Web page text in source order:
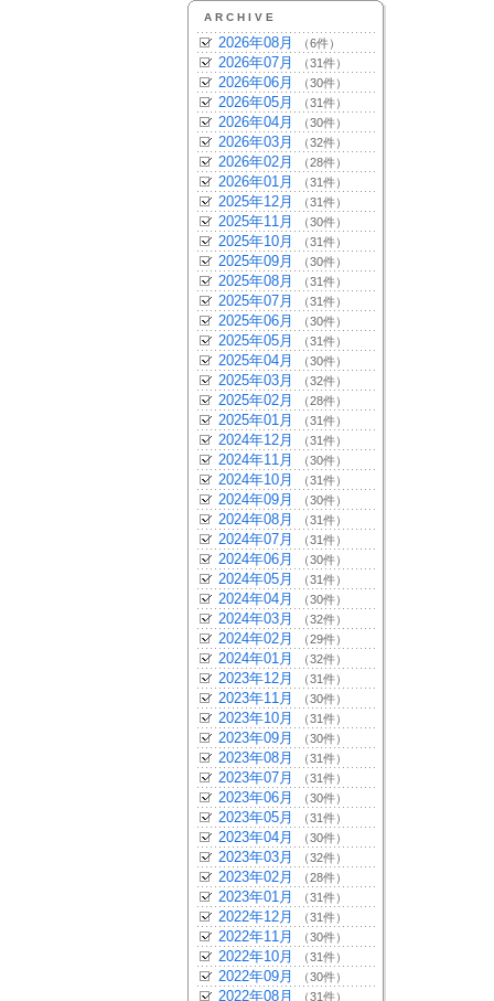
ARCHIVE
2026年08月 （6件）
2026年07月 （31件）
2026年06月 （30件）
2026年05月 （31件）
2026年04月 （30件）
2026年03月 （32件）
2026年02月 （28件）
2026年01月 （31件）
2025年12月 （31件）
2025年11月 （30件）
2025年10月 （31件）
2025年09月 （30件）
2025年08月 （31件）
2025年07月 （31件）
2025年06月 （30件）
2025年05月 （31件）
2025年04月 （30件）
2025年03月 （32件）
2025年02月 （28件）
2025年01月 （31件）
2024年12月 （31件）
2024年11月 （30件）
2024年10月 （31件）
2024年09月 （30件）
2024年08月 （31件）
2024年07月 （31件）
2024年06月 （30件）
2024年05月 （31件）
2024年04月 （30件）
2024年03月 （32件）
2024年02月 （29件）
2024年01月 （32件）
2023年12月 （31件）
2023年11月 （30件）
2023年10月 （31件）
2023年09月 （30件）
2023年08月 （31件）
2023年07月 （31件）
2023年06月 （30件）
2023年05月 （31件）
2023年04月 （30件）
2023年03月 （32件）
2023年02月 （28件）
2023年01月 （31件）
2022年12月 （31件）
2022年11月 （30件）
2022年10月 （31件）
2022年09月 （30件）
2022年08月 （31件）